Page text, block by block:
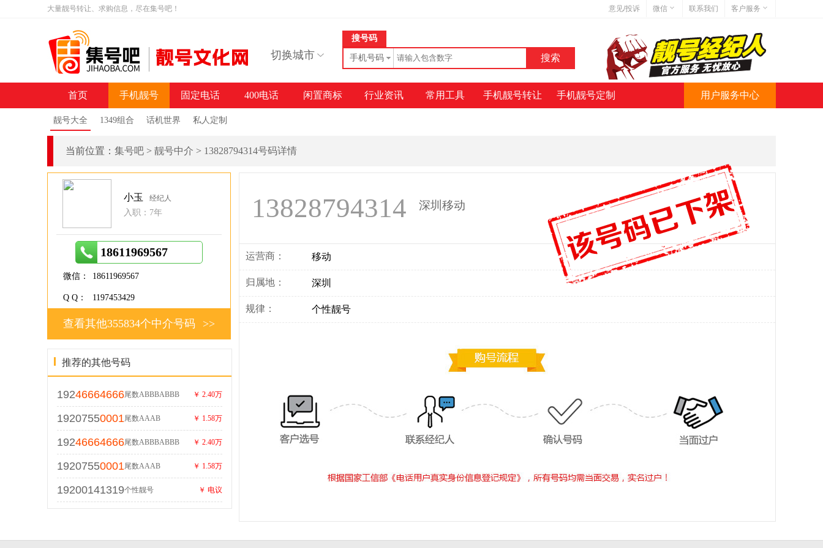
大量靓号转让、求购信息，尽在集号吧！ 意见/投诉 微信
微信号:jihaoba999
联系我们
客户服务
网站地图
网站简介
切换城市
搜号码
手机号码
首页 手机靓号
靓号大全 1349组合 话机世界 私人定制
固定电话 400电话 闲置商标 行业资讯 常用工具 手机靓号转让 手机靓号定制 用户服务中心
当前位置： 集号吧 > 靓号中介 > 13828794314号码详情
13828794314 深圳移动
运营商： 移动
归属地： 深圳
规律： 个性靓号
小玉 经纪人
入职：7年
18611969567
微信： 18611969567
Q Q： 1197453429
>>
查看其他355834个中介号码
推荐的其他号码
19246664666尾数ABBBABBB ￥ 2.40万
19207550001尾数AAAB ￥ 1.58万
19246664666尾数ABBBABBB ￥ 2.40万
19207550001尾数AAAB ￥ 1.58万
19200141319个性靓号 ￥ 电议